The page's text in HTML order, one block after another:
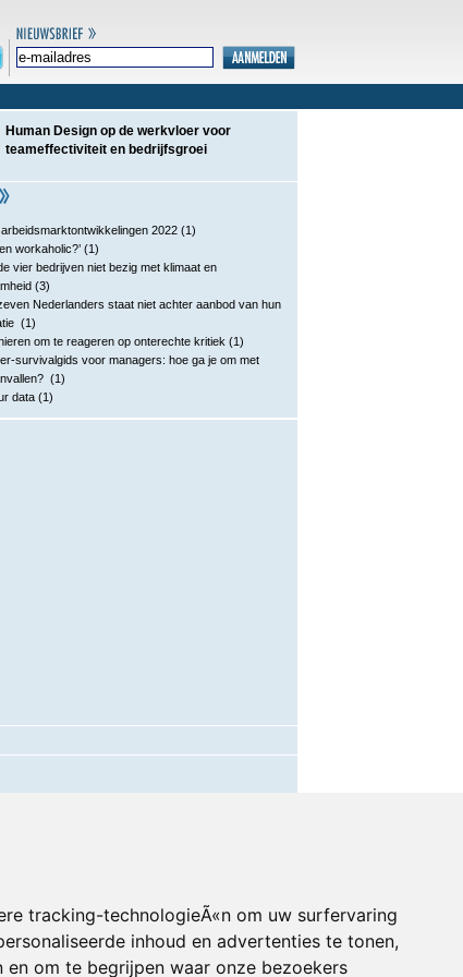
tracking-technologieÃ«n om uw surfervaring
inhoud en advertenties te tonen,
om te begrijpen waar onze bezoekers
Human Design op de werkvloer voor
teameffectiviteit en bedrijfsgroei
2022 (1)
workaholic?’ (1)
vier bedrijven niet bezig met klimaat en
(3)
Nederlanders staat niet achter aanbod van hun
(1)
om te reageren op onterechte kritiek (1)
survivalgids voor managers: hoe ga je om met
(1)
data (1)